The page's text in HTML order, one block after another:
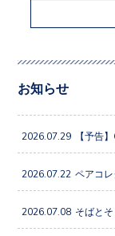
お知らせ
2026.07.29 【予告
2026.07.22 ペアコ
2026.07.08 そばとそ